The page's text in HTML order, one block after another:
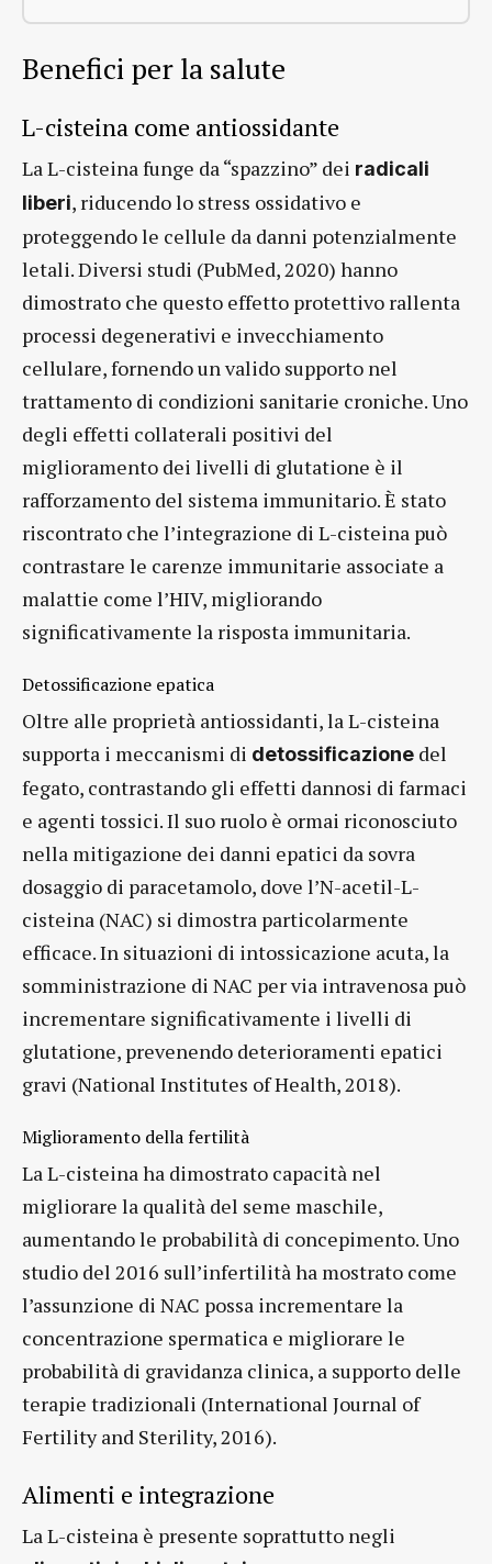
Benefici per la salute
L-cisteina come antiossidante
La L-cisteina funge da “spazzino” dei radicali
liberi, riducendo lo stress ossidativo e
proteggendo le cellule da danni potenzialmente
letali. Diversi studi (PubMed, 2020) hanno
dimostrato che questo effetto protettivo rallenta
processi degenerativi e invecchiamento
cellulare, fornendo un valido supporto nel
trattamento di condizioni sanitarie croniche. Uno
degli effetti collaterali positivi del
miglioramento dei livelli di glutatione è il
rafforzamento del sistema immunitario. È stato
riscontrato che l’integrazione di L-cisteina può
contrastare le carenze immunitarie associate a
malattie come l’HIV, migliorando
significativamente la risposta immunitaria.
Detossificazione epatica
Oltre alle proprietà antiossidanti, la L-cisteina
supporta i meccanismi di detossificazione del
fegato, contrastando gli effetti dannosi di farmaci
e agenti tossici. Il suo ruolo è ormai riconosciuto
nella mitigazione dei danni epatici da sovra
dosaggio di paracetamolo, dove l’N-acetil-L-
cisteina (NAC) si dimostra particolarmente
efficace. In situazioni di intossicazione acuta, la
somministrazione di NAC per via intravenosa può
incrementare significativamente i livelli di
glutatione, prevenendo deterioramenti epatici
gravi (National Institutes of Health, 2018).
Miglioramento della fertilità
La L-cisteina ha dimostrato capacità nel
migliorare la qualità del seme maschile,
aumentando le probabilità di concepimento. Uno
studio del 2016 sull’infertilità ha mostrato come
l’assunzione di NAC possa incrementare la
concentrazione spermatica e migliorare le
probabilità di gravidanza clinica, a supporto delle
terapie tradizionali (International Journal of
Fertility and Sterility, 2016).
Alimenti e integrazione
La L-cisteina è presente soprattutto negli